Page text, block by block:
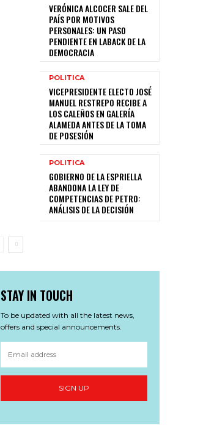
VERÓNICA ALCOCER SALE DEL
PAÍS POR MOTIVOS
PERSONALES: UN PASO
PENDIENTE EN LABACK DE LA
DEMOCRACIA
POLITICA
VICEPRESIDENTE ELECTO JOSÉ
MANUEL RESTREPO RECIBE A
LOS CALEÑOS EN GALERÍA
ALAMEDA ANTES DE LA TOMA
DE POSESIÓN
POLITICA
GOBIERNO DE LA ESPRIELLA
ABANDONA LA LEY DE
COMPETENCIAS DE PETRO:
ANÁLISIS DE LA DECISIÓN
STAY IN TOUCH
To be updated with all the latest news,
offers and special announcements.
SIGN UP